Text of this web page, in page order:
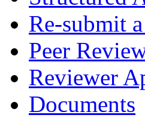
Re-submit
Peer
Reviewer
Documents